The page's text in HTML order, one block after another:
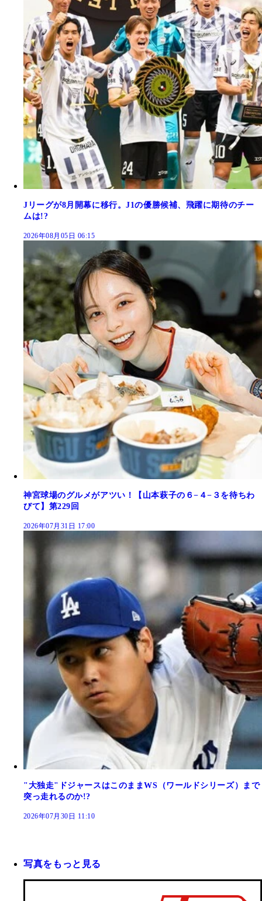
Jリーグが8月開幕に移行。J1の優勝候補、飛躍に期待のチー
ムは!?
2026年08月05日 06:15
神宮球場のグルメがアツい！【山本萩子の６−４−３を待ちわ
びて】第229回
2026年07月31日 17:00
"大独走"ドジャースはこのままWS（ワールドシリーズ）まで
突っ走れるのか!?
2026年07月30日 11:10
写真をもっと見る